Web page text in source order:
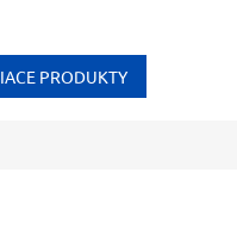
bodov.
používaním
znižovať...
PRODUKTY